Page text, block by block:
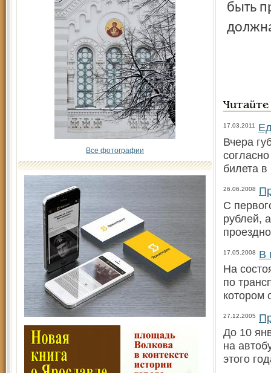
Все фотографии
быть
17.03.2011
Вчера
билета в
26.06.2008
С
рублей,
17.05.2008
В
На
по
котором
27.12.2005
До 10
на
этого